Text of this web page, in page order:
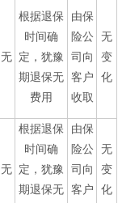
无
根据退保
时间确
定，犹豫
期退保无
费用
由保
险公
司向
客户
收取
无
变
化
无
根据退保
时间确
定，犹豫
期退保无
由保
险公
司向
客户
无
变
化